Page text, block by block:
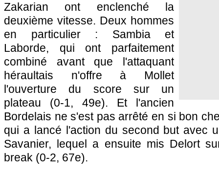
Zakarian ont enclenché la
deuxième vitesse. Deux hommes
en particulier : Sambia et
Laborde, qui ont parfaitement
combiné avant que l'attaquant
héraultais n'offre à Mollet
l'ouverture du score sur un
plateau (0-1, 49e). Et l'ancien
Bordelais ne s'est pas arrêté en si bon
qui a lancé l'action du second but avec
Savanier, lequel a ensuite mis Delort
break (0-2, 67e).